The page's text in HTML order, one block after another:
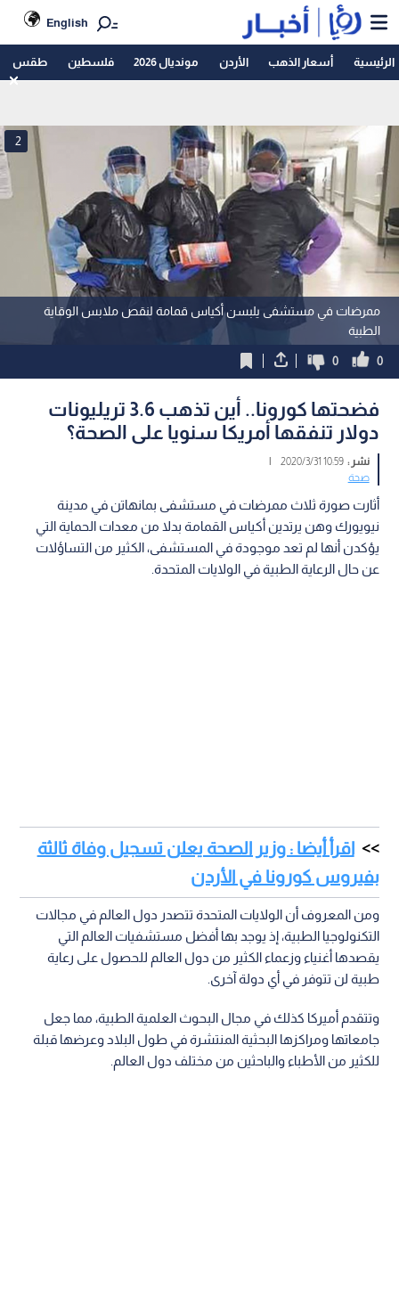
English
الرئيسية أسعار الذهب الأردن مونديال 2026 فلسطين طقس
ممرضات في مستشفى يلبسن أكياس قمامة لنقص ملابس الوقاية
الطبية
2
0
0
فضحتها كورونا.. أين تذهب 3.6 تريليونات
دولار تنفقها أمريكا سنويا على الصحة؟
نشر :10:59 2020/3/31
|
صحة
أثارت صورة ثلاث ممرضات في مستشفى بمانهاتن في مدينة
نيويورك وهن يرتدين أكياس القمامة بدلا من معدات الحماية التي
يؤكدن أنها لم تعد موجودة في المستشفى، الكثير من التساؤلات
عن حال الرعاية الطبية في الولايات المتحدة.
اقرأ أيضا : وزير الصحة يعلن تسجيل وفاة ثالثة
بفيروس كورونا في الأردن
ومن المعروف أن الولايات المتحدة تتصدر دول العالم في مجالات
التكنولوجيا الطبية، إذ يوجد بها أفضل مستشفيات العالم التي
يقصدها أغنياء وزعماء الكثير من دول العالم للحصول على رعاية
طبية لن تتوفر في أي دولة آخرى.
وتتقدم أميركا كذلك في مجال البحوث العلمية الطبية، مما جعل
جامعاتها ومراكزها البحثية المنتشرة في طول البلاد وعرضها قبلة
للكثير من الأطباء والباحثين من مختلف دول العالم.